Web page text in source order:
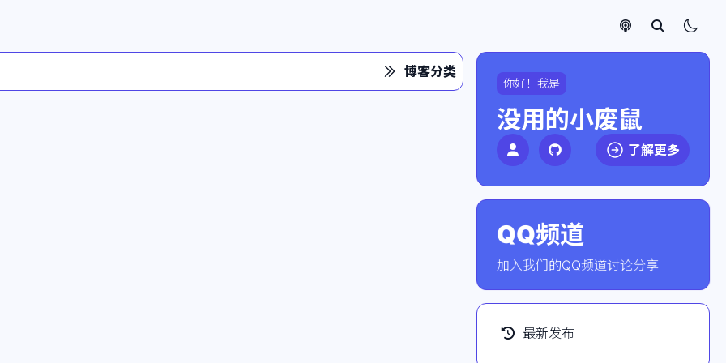
博客分类
你好！我是
没用的小废鼠
了解更多
QQ频道
加入我们的QQ频道讨论分享
最新发布